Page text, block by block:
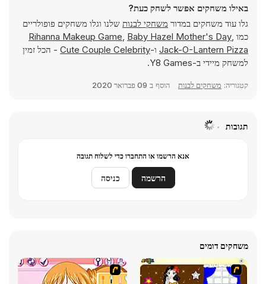
באילו משחקים אפשר לשחק כעת?
גלו עוד משחקים במדור משחקי לבנות שלנו וגלו משחקים פופולריים
כמו
Rihanna Makeup Game, Baby Hazel Mother's Day,
Jack-O-Lantern Pizza ו-Cute Couple Celebrity - הכל זמין
למשחק מיידי ב-Y8 Games.
קטגוריה: משחקים לבנות הוסף ב 09 פברואר 2020
תגובות
אנא הרשמו או התחברו כדי לשלוח תגובה
הרשמה כניסה
משחקים דומים